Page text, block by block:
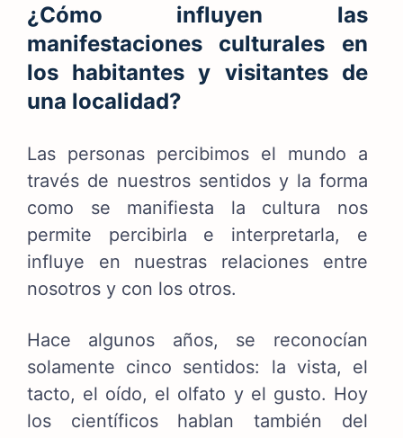
¿Cómo influyen las
manifestaciones culturales en
los habitantes y visitantes de
una localidad?
Las personas percibimos el mundo a
través de nuestros sentidos y la forma
como se manifiesta la cultura nos
permite percibirla e interpretarla, e
influye en nuestras relaciones entre
nosotros y con los otros.
Hace algunos años, se reconocían
solamente cinco sentidos: la vista, el
tacto, el oído, el olfato y el gusto. Hoy
los científicos hablan también del